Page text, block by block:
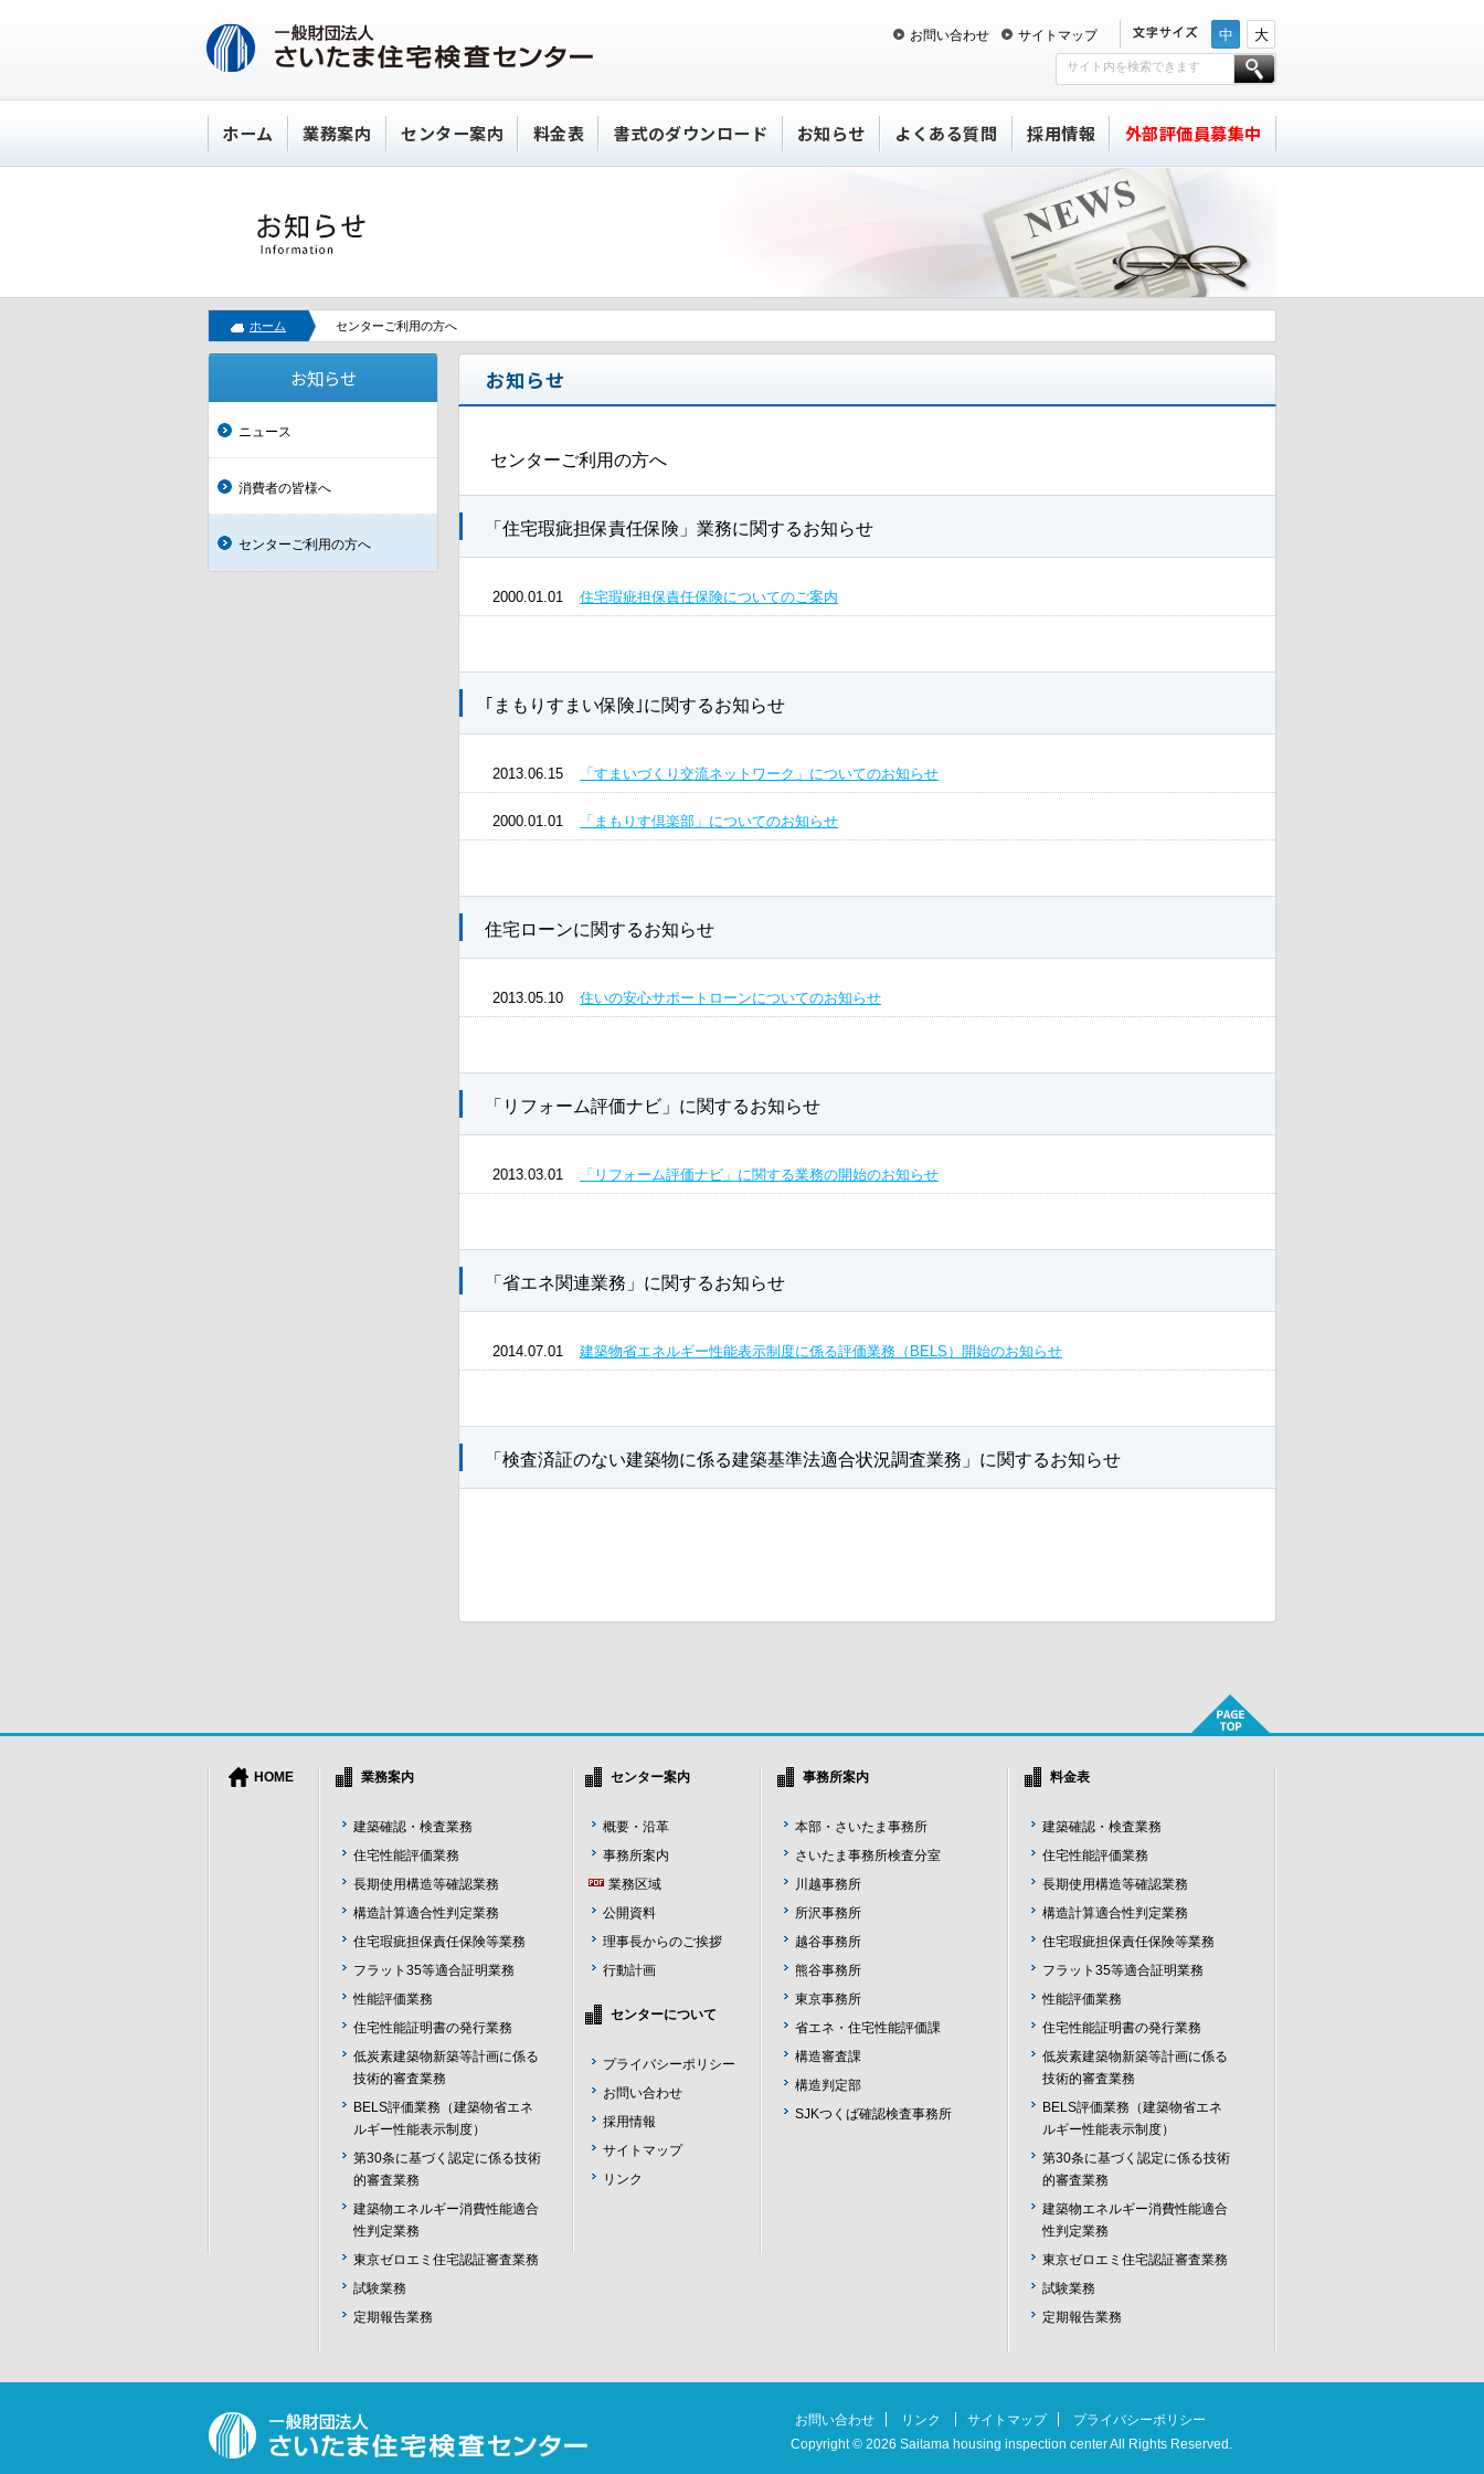
お問い合わせ サイトマップ 中 大
ホーム 業務案内 センター案内 料金表 書式のダウンロード お知らせ よくある質問 採用情報 外部評価員募集中
ホーム センターご利用の方へ
お知らせ
ニュース
消費者の皆様へ
センターご利用の方へ
お知らせ
センターご利用の方へ
「住宅瑕疵担保責任保険」業務に関するお知らせ
2000.01.01 住宅瑕疵担保責任保険についてのご案内
｢まもりすまい保険｣に関するお知らせ
2013.06.15 「すまいづくり交流ネットワーク」についてのお知らせ
2000.01.01 「まもりす倶楽部」についてのお知らせ
住宅ローンに関するお知らせ
2013.05.10 住いの安心サポートローンについてのお知らせ
「リフォーム評価ナビ」に関するお知らせ
2013.03.01 「リフォーム評価ナビ」に関する業務の開始のお知らせ
「省エネ関連業務」に関するお知らせ
2014.07.01 建築物省エネルギー性能表示制度に係る評価業務（BELS）開始のお知らせ
「検査済証のない建築物に係る建築基準法適合状況調査業務」に関するお知らせ
HOME 業務案内
建築確認・検査業務
住宅性能評価業務
長期使用構造等確認業務
構造計算適合性判定業務
住宅瑕疵担保責任保険等業務
フラット35等適合証明業務
性能評価業務
住宅性能証明書の発行業務
低炭素建築物新築等計画に係る
技術的審査業務
BELS評価業務（建築物省エネ
ルギー性能表示制度）
第30条に基づく認定に係る技術
的審査業務
建築物エネルギー消費性能適合
性判定業務
東京ゼロエミ住宅認証審査業務
試験業務
定期報告業務
センター案内
概要・沿革
事務所案内
業務区域
公開資料
理事長からのご挨拶
行動計画
センターについて
プライバシーポリシー
お問い合わせ
採用情報
サイトマップ
リンク
事務所案内
本部・さいたま事務所
さいたま事務所検査分室
川越事務所
所沢事務所
越谷事務所
熊谷事務所
東京事務所
省エネ・住宅性能評価課
構造審査課
構造判定部
SJKつくば確認検査事務所
料金表
建築確認・検査業務
住宅性能評価業務
長期使用構造等確認業務
構造計算適合性判定業務
住宅瑕疵担保責任保険等業務
フラット35等適合証明業務
性能評価業務
住宅性能証明書の発行業務
低炭素建築物新築等計画に係る
技術的審査業務
BELS評価業務（建築物省エネ
ルギー性能表示制度）
第30条に基づく認定に係る技術
的審査業務
建築物エネルギー消費性能適合
性判定業務
東京ゼロエミ住宅認証審査業務
試験業務
定期報告業務
お問い合わせ リンク サイトマップ
プライバシーポリシー
Copyright © 2026 Saitama housing inspection center All Rights Reserved.